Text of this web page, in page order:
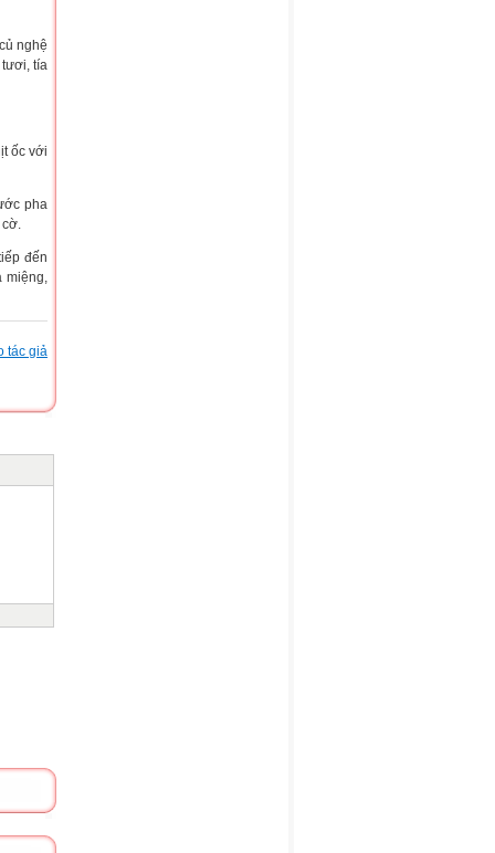
nghệ
tươi, tía
ốc với
pha
cờ.
đến
miệng,
tác giả